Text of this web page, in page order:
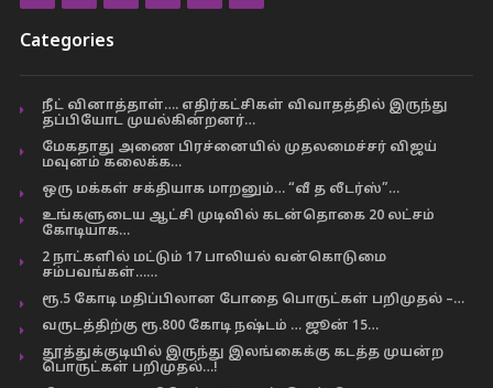
Categories
நீட் வினாத்தாள்…. எதிர்கட்சிகள் விவாதத்தில் இருந்து
தப்பியோட முயல்கின்றனர்…
மேகதாது அணை பிரச்னையில் முதலமைச்சர் விஜய்
மவுனம் கலைக்க…
ஒரு மக்கள் சக்தியாக மாறனும்… “வீ த லீடர்ஸ்”…
உங்களுடைய ஆட்சி முடிவில் கடன்தொகை 20 லட்சம்
கோடியாக…
2 நாட்களில் மட்டும் 17 பாலியல் வன்கொடுமை
சம்பவங்கள்……
ரூ.5 கோடி மதிப்பிலான போதை பொருட்கள் பறிமுதல் –…
வருடத்திற்கு ரூ.800 கோடி நஷ்டம் … ஜூன் 15…
தூத்துக்குடியில் இருந்து இலங்கைக்கு கடத்த முயன்ற
பொருட்கள் பறிமுதல்…!